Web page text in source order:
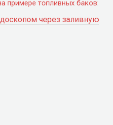
примере топливных баков:
через заливную